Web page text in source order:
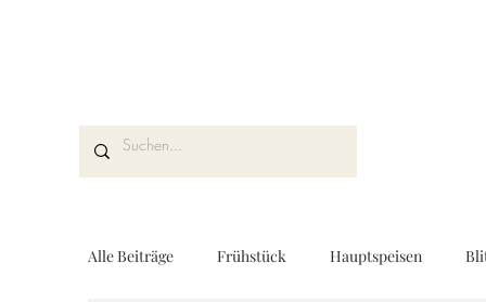
Alle Beiträge Frühstück Hauptspeisen